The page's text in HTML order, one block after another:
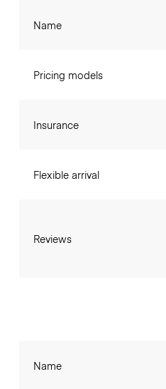
Name
Pricing models
Insurance
Flexible arrival
Reviews
Name